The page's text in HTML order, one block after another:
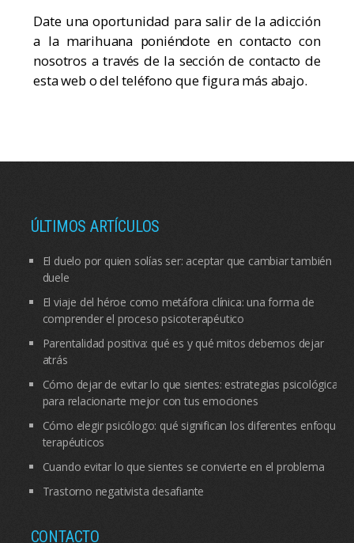
Date una oportunidad para salir de la adicción
a la marihuana poniéndote en contacto con
nosotros a través de la sección de contacto de
esta web o del teléfono que figura más abajo.
ÚLTIMOS ARTÍCULOS
El duelo por quien solías ser: aceptar que cambiar también
duele
El viaje del héroe como metáfora clínica: una forma de
comprender el proceso psicoterapéutico
Parentalidad positiva: qué es y qué mitos debemos dejar
atrás
Cómo dejar de evitar lo que sientes: estrategias psicológicas
para relacionarte mejor con tus emociones
Cómo elegir psicólogo: qué significan los diferentes enfoques
terapéuticos
Cuando evitar lo que sientes se convierte en el problema
Trastorno negativista desafiante
CONTACTO